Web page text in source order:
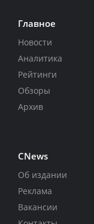
Главное
Новости
Аналитика
Рейтинги
Обзоры
Архив
CNews
Об издании
Реклама
Вакансии